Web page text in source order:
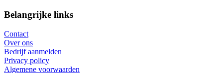
Belangrijke links
Contact
Over ons
Bedrijf aanmelden
Privacy policy
Algemene voorwaarden